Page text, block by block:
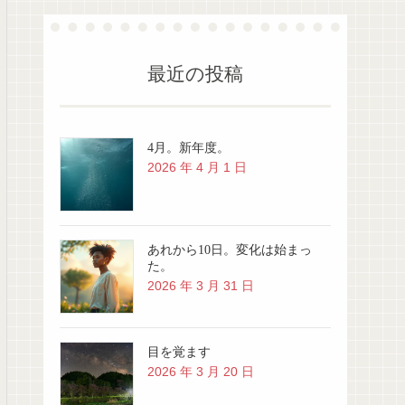
最近の投稿
4月。新年度。
2026 年 4 月 1 日
あれから10日。変化は始まっ
た。
2026 年 3 月 31 日
目を覚ます
2026 年 3 月 20 日